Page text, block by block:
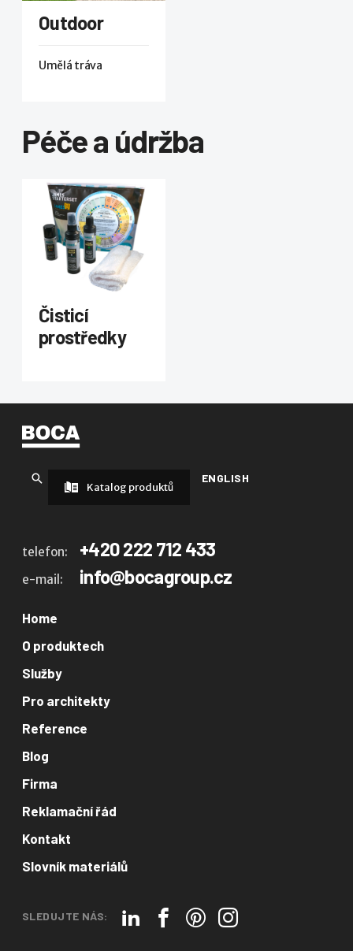
Outdoor
Umělá tráva
Péče a údržba
Čisticí
prostředky
ENGLISH
Katalog produktů
telefon: +420 222 712 433
e-mail: info@bocagroup.cz
Home
O produktech
Služby
Pro architekty
Reference
Blog
Firma
Reklamační řád
Kontakt
Slovník materiálů
SLEDUJTE NÁS: